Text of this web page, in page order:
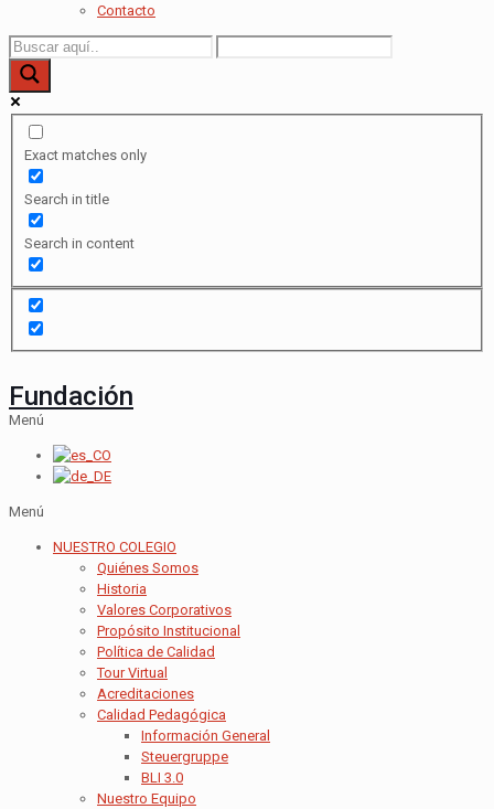
Contacto
Exact matches only
Search in title
Search in content
Fundación
Menú
Menú
NUESTRO COLEGIO
Quiénes Somos
Historia
Valores Corporativos
Propósito Institucional
Política de Calidad
Tour Virtual
Acreditaciones
Calidad Pedagógica
Información General
Steuergruppe
BLI 3.0
Nuestro Equipo